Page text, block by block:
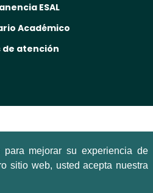
ESAL
Académico
de atención
mejorar su experiencia de
sitio web, usted acepta nuestra